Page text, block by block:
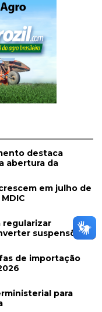
destaca
abertura da
em julho de
regularizar
suspensões
de importação
para